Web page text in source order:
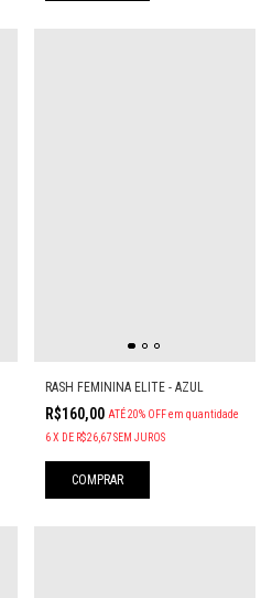
RASH FEMININA ELITE - AZUL
R$160,00 ATÉ 20% OFF em quantidade
6 X DE R$26,67 SEM JUROS
COMPRAR